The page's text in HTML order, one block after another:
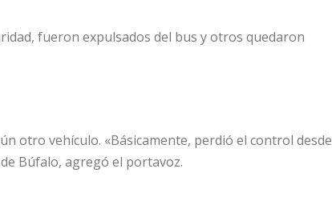
fueron expulsados del bus y otros quedaron
otro vehículo. «Básicamente, perdió el control desde
Búfalo, agregó el portavoz.